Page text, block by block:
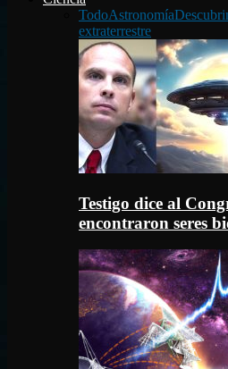
TodoAstronomía
extraterrestre
Testigo dice al
encontraron seres